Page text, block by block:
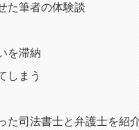
た筆者の体験談
を滞納
しまう
た司法書士と弁護士を紹